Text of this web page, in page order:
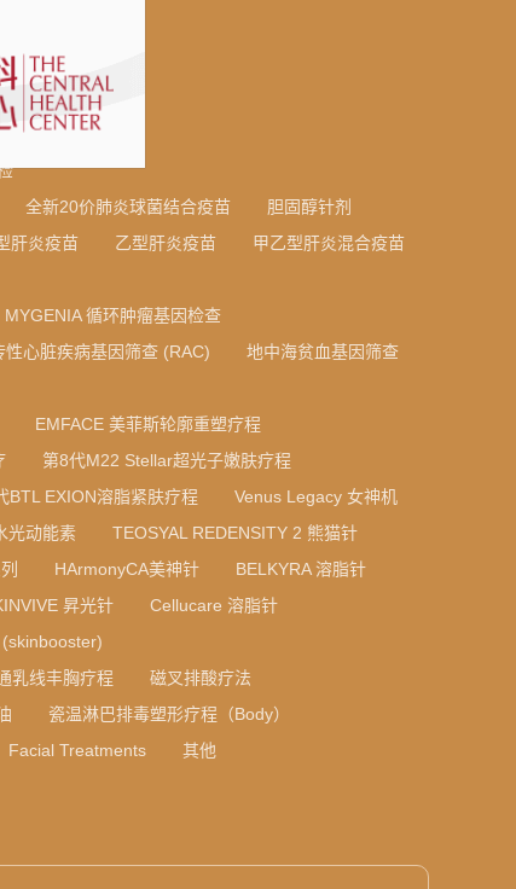
全新20价肺炎球菌结合疫苗
胆固醇针剂
肝炎疫苗 乙型肝炎疫苗
甲乙型肝炎混合疫苗
MYGENIA 循环肿瘤基因检查
性心脏疾病基因筛查 (RAC)
地中海贫血基因筛查
EMFACE 美菲斯轮廓重塑疗程
第8代M22 Stellar超光子嫩肤疗程
BTL EXION溶脂紧肤疗程
Venus Legacy 女神机
光动能素
TEOSYAL REDENSITY 2 熊猫针
HArmonyCA美神针
BELKYRA 溶脂针
昇光针
Cellucare 溶脂针
乳线丰胸疗程
磁叉排酸疗法
瓷温淋巴排毒塑形疗程（Body）
Facial Treatments
其他